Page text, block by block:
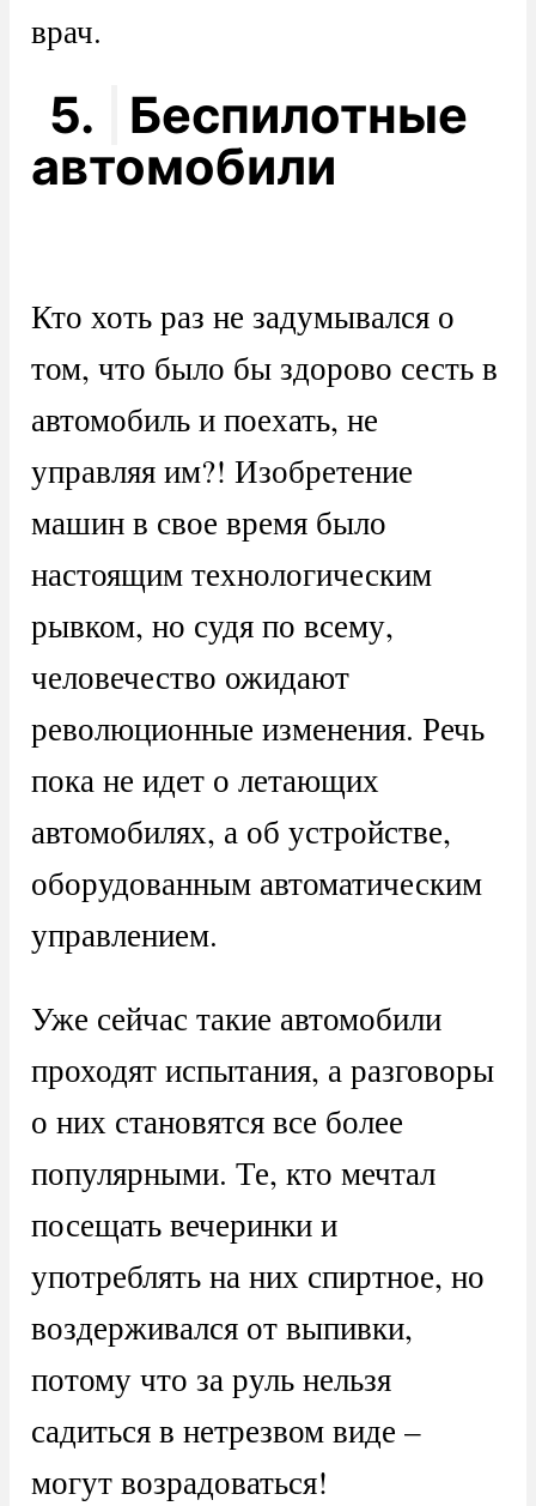
врач.
5.
Беспилотные
автомобили
Кто хоть раз не задумывался о
том, что было бы здорово сесть в
автомобиль и поехать, не
управляя им?! Изобретение
машин в свое время было
настоящим технологическим
рывком, но судя по всему,
человечество ожидают
революционные изменения. Речь
пока не идет о летающих
автомобилях, а об устройстве,
оборудованным автоматическим
управлением.
Уже сейчас такие автомобили
проходят испытания, а разговоры
о них становятся все более
популярными. Те, кто мечтал
посещать вечеринки и
употреблять на них спиртное, но
воздерживался от выпивки,
потому что за руль нельзя
садиться в нетрезвом виде –
могут возрадоваться!